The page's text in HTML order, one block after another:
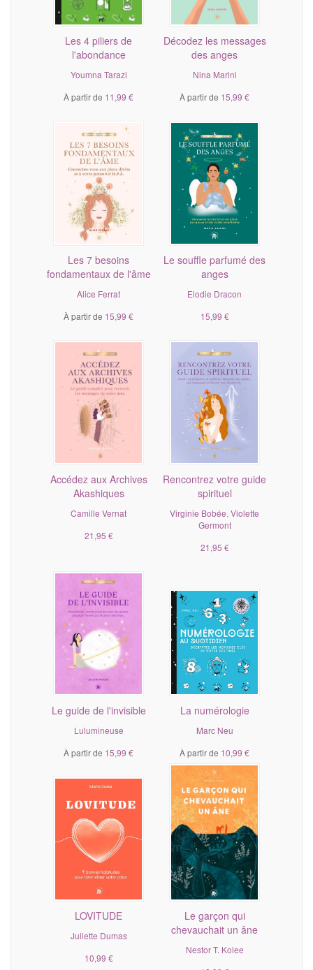
Les 4 piliers de
l'abondance
Youmna Tarazi
À partir de 11,99 €
Décodez les messages
des anges
Nina Marini
À partir de 15,99 €
Les 7 besoins
fondamentaux de l'âme
Alice Ferrat
À partir de 15,99 €
Le souffle parfumé des
anges
Elodie Dracon
15,99 €
Accédez aux Archives
Akashiques
Camille Vernat
21,95 €
Rencontrez votre guide
spirituel
Virginie Bobée Violette
Germont
21,95 €
Le guide de l'invisible
Lulumineuse
À partir de 15,99 €
La numérologie
Marc Neu
À partir de 10,99 €
LOVITUDE
Juliette Dumas
10,99 €
Le garçon qui
chevauchait un âne
Nestor T. Kolee